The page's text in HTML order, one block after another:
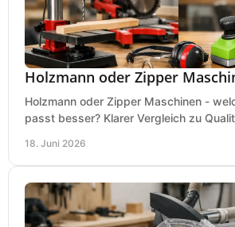
Holzmann oder Zipper
Holzmann oder Zipper Maschinen -
passt besser? Klarer Vergleich zu
18. Juni 2026